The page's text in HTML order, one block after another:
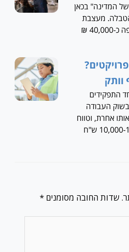
המדינה" בכאן
מעצבת
שיער בעלת מספרה חשפה כ-40,000 ₪
התפקידים
העבודה
אחרת, וטווח
השכר בהתאם, מ-10,000-13,000 ש"ח
שדות החובה מסומנים *